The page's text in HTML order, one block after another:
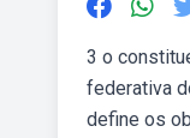
3 o
federativa
define os